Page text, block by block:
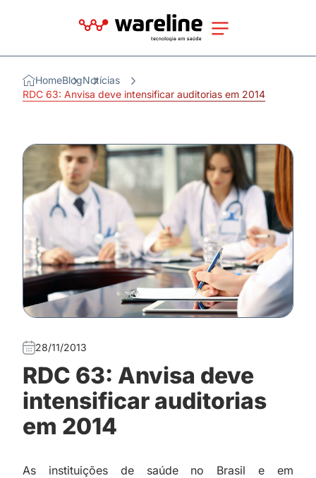
HomeBlogNotícias
RDC 63: Anvisa deve intensificar auditorias em 2014
28/11/2013
RDC 63: Anvisa deve
intensificar auditorias
em 2014
As instituições de saúde no Brasil e em